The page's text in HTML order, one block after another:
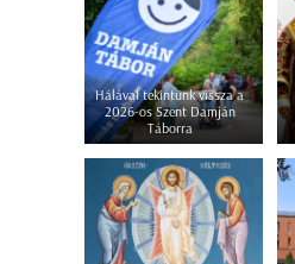
Hálával tekintünk vissza a
2026-os Szent Damján
Táborra